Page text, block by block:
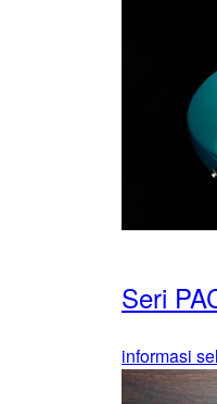
Seri
informasi